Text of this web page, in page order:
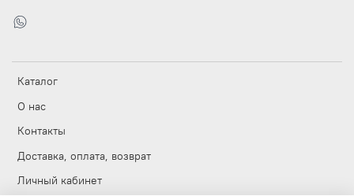
Каталог
О нас
Контакты
Доставка, оплата, возврат
Личный кабинет